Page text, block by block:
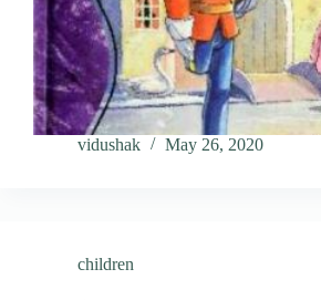
vidushak May 26, 2020
children